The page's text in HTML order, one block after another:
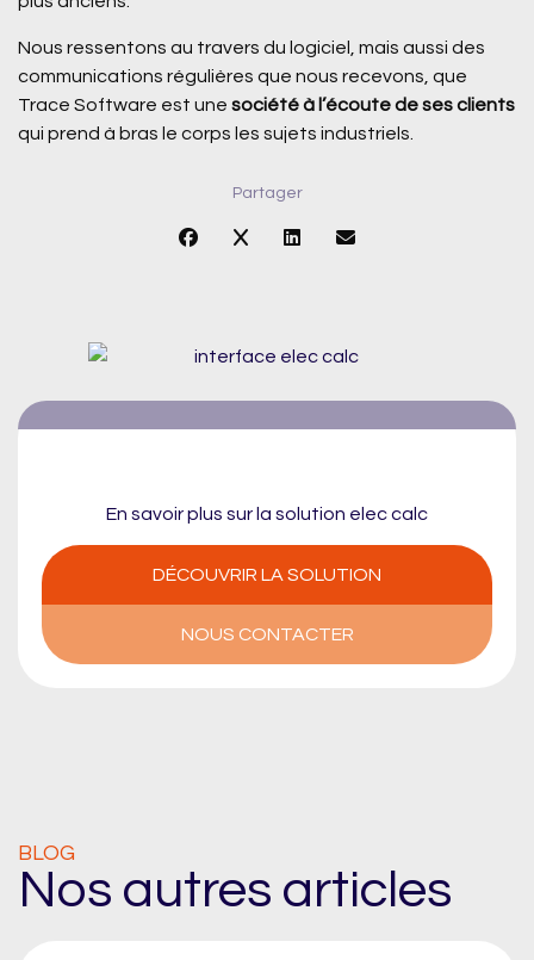
Nous ressentons au travers du logiciel, mais aussi des
communications régulières que nous recevons, que
Trace Software est une société à l’écoute de ses clients
qui prend à bras le corps les sujets industriels.
Partager
En savoir plus sur la solution elec calc
DÉCOUVRIR LA SOLUTION
NOUS CONTACTER
BLOG
Nos autres articles